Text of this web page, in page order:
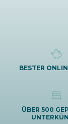
BESTER
ÜBER 500